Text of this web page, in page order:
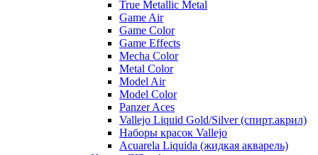
True Metallic Metal
Game Air
Game Color
Game Effects
Mecha Color
Metal Color
Model Air
Model Color
Panzer Aces
Vallejo Liquid Gold/Silver (спирт.акрил)
Наборы красок Vallejo
Acuarela Liquida (жидкая акварель)